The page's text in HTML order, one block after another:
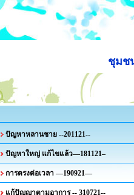
ชุมช
ปัญหาหลานชาย --201121--
ปัญหาใหญ่ แก้ไขแล้ว—181121–
การตรงต่อเวลา —190921—
แก้ปัญญาตามอาการ -- 310721--